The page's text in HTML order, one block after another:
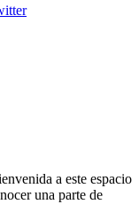
a este espacio
una parte de